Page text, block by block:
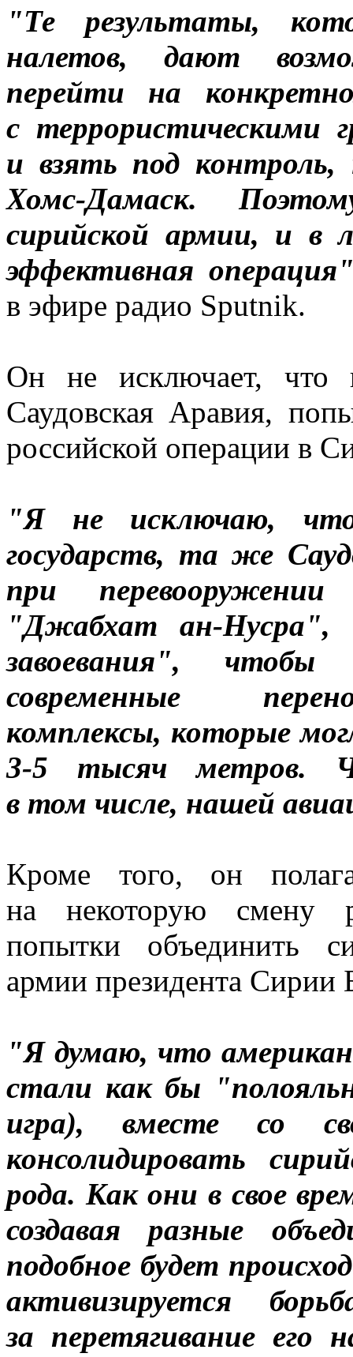
"Те результаты,
налетов, дают
перейти на
с террористическими
и взять под контроль,
Хомс-Дамаск.
сирийской армии, и в
эффективная
в эфире радио Sputnik.
Он не исключает, что
Саудовская Аравия,
российской операции в
"Я не исключаю,
государств, та же
при
"Джабхат ан-
завоевания",
современные
комплексы, которые
3-5 тысяч метров.
в том числе, нашей
Кроме того, он
на некоторую смену
попытки объединить
армии президента Сирии
"Я думаю, что
стали как бы
игра), вместе со
консолидировать
рода. Как они в свое
создавая разные
подобное будет
активизируется
за перетягивание